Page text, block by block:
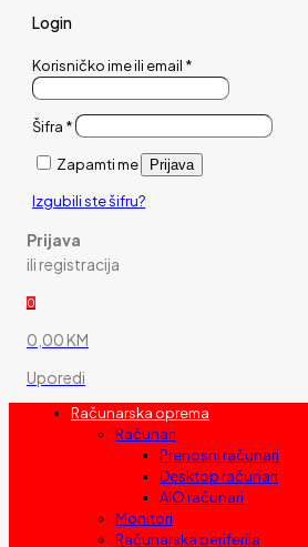
Login
Korisničko ime ili email *
Šifra *
Zapamti me Prijava
Izgubili ste šifru?
Prijava
ili registracija
0
0,00 KM
Uporedi
Računarska oprema
Računari
Prenosni računari
Desktop računari
AIO računari
Monitori
Računarska periferija